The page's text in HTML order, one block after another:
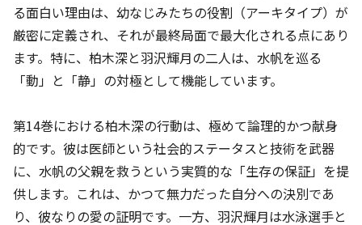
る面白い理由は、幼なじみたちの役割（アーキタイプ）が
厳密に定義され、それが最終局面で最大化される点にあり
ます。特に、柏木深と羽沢輝月の二人は、水帆を巡る
「動」と「静」の対極として機能しています。
第14巻における柏木深の行動は、極めて論理的かつ献身
的です。彼は医師という社会的ステータスと技術を武器
に、水帆の父親を救うという実質的な「生存の保証」を提
供します。これは、かつて無力だった自分への決別であ
り、彼なりの愛の証明です。一方、羽沢輝月は水泳選手と